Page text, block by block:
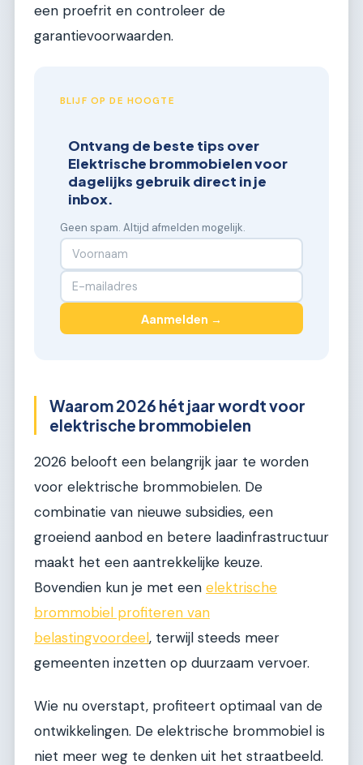
een proefrit en controleer de
garantievoorwaarden.
BLIJF OP DE HOOGTE
Ontvang de beste tips over
Elektrische brommobielen voor
dagelijks gebruik direct in je
inbox.
Geen spam. Altijd afmelden mogelijk.
Aanmelden →
Waarom 2026 hét jaar wordt voor
elektrische brommobielen
2026 belooft een belangrijk jaar te worden
voor elektrische brommobielen. De
combinatie van nieuwe subsidies, een
groeiend aanbod en betere laadinfrastructuur
maakt het een aantrekkelijke keuze.
Bovendien kun je met een elektrische
brommobiel profiteren van
belastingvoordeel, terwijl steeds meer
gemeenten inzetten op duurzaam vervoer.
Wie nu overstapt, profiteert optimaal van de
ontwikkelingen. De elektrische brommobiel is
niet meer weg te denken uit het straatbeeld.